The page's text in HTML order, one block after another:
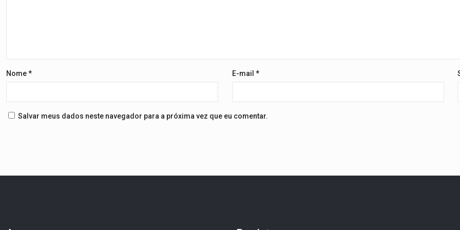
Nome* E-mail *
Salvar meus dados neste navegador para a próxima vez que eu comentar.